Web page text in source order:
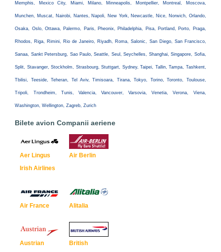
Memphis, Mexico City, Miami, Milano, Minneapolis, Montpellier, Montreal, Moscova,
Munchen, Muscat, Nairobi, Nantes, Napoli, New York, Newcastle, Nice, Norwich, Orlando,
Osaka, Oslo, Ottawa, Palermo, Paris, Pheonix, Philadelphia, Pisa, Portland, Porto, Praga,
Rhodos, Riga, Rimini, Rio de Janeiro, Riyadh, Roma, Salonic, San Diego, San Francisco,
Sanaa, Sankt Petersburg, Sao Paulo, Seattle, Seul, Seychelles, Shanghai, Singapore, Sofia,
Split, Stavanger, Stockholm, Strasbourg, Stuttgart, Sydney, Taipei, Tallin, Tampa, Tashkent,
Tbilisi, Teeside, Teheran, Tel Aviv, Timisoara, Tirana, Tokyo, Torino, Toronto, Toulouse,
Tripoli, Trondheim, Tunis, Valencia, Vancouver, Varsovia, Venetia, Verona, Viena,
Washington, Wellington, Zagreb, Zurich
Bilete avion Companii aeriene
Aer Lingus
Irish Airlines
Air Berlin
Air France Alitalia
Austrian
British